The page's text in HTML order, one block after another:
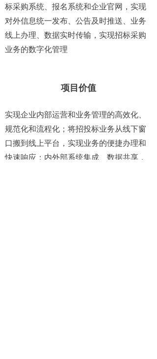
标采购系统、报名系统和企业官网，实现
对外信息统一发布、公告及时推送、业务
线上办理、数据实时传输，实现招标采购
业务的数字化管理
项目价值
实现企业内部运营和业务管理的高效化、
规范化和流程化；将招投标业务从线下窗
口搬到线上平台，实现业务的便捷办理和
快速响应；内外部系统集成、数据共享，